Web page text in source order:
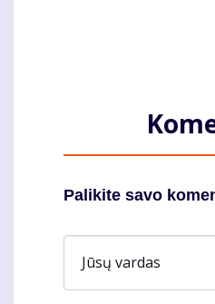
Palikite savo
Jūsų vardas